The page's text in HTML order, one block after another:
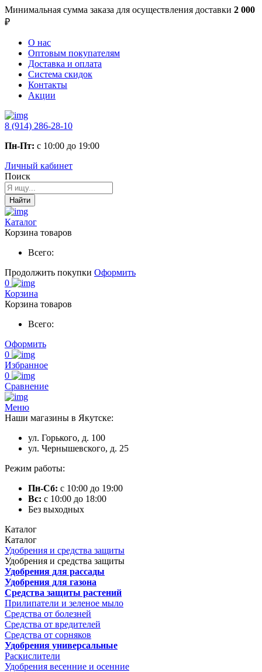
Минимальная сумма заказа для осуществления доставки 2 000
₽
О нас
Оптовым покупателям
Доставка и оплата
Система скидок
Контакты
Акции
8 (914) 286-28-10
Пн-Пт: с 10:00 до 19:00
Личный кабинет
Поиск
Найти
Каталог
Корзина товаров
Всего:
Продолжить покупки Оформить
0
Корзина
Корзина товаров
Всего:
Оформить
0
Избранное
0
Сравнение
Меню
Наши магазины в Якутске:
ул. Горького, д. 100
ул. Чернышевского, д. 25
Режим работы:
Пн-Сб: с 10:00 до 19:00
Вс: с 10:00 до 18:00
Без выходных
Каталог
Каталог
Удобрения и средства защиты
Удобрения и средства защиты
Удобрения для рассады
Удобрения для газона
Средства защиты растений
Прилипатели и зеленое мыло
Средства от болезней
Средства от вредителей
Средства от сорняков
Удобрения универсальные
Раскислители
Удобрения весенние и осенние